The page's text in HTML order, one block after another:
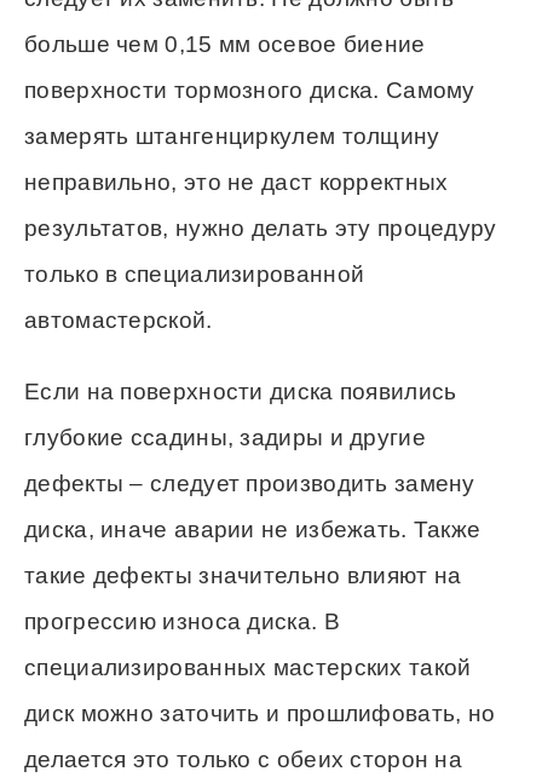
больше чем 0,15 мм осевое биение
поверхности тормозного диска. Самому
замерять штангенциркулем толщину
неправильно, это не даст корректных
результатов, нужно делать эту процедуру
только в специализированной
автомастерской.
Если на поверхности диска появились
глубокие ссадины, задиры и другие
дефекты – следует производить замену
диска, иначе аварии не избежать. Также
такие дефекты значительно влияют на
прогрессию износа диска. В
специализированных мастерских такой
диск можно заточить и прошлифовать, но
делается это только с обеих сторон на